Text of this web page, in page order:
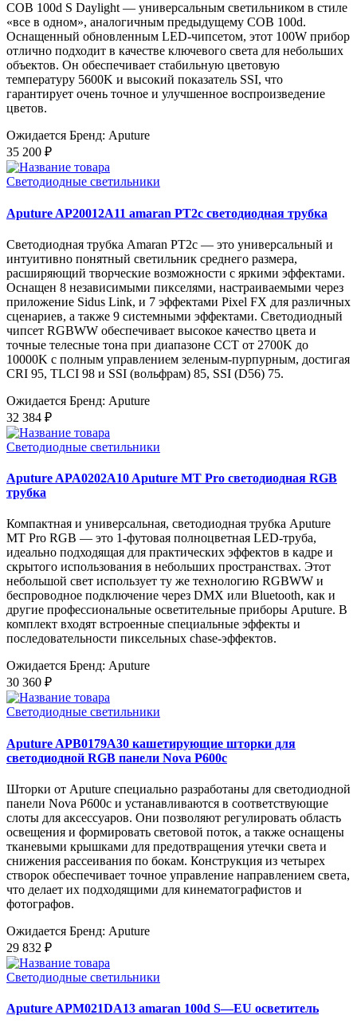
COB 100d S Daylight — универсальным светильником в стиле
«все в одном», аналогичным предыдущему COB 100d.
Оснащенный обновленным LED-чипсетом, этот 100W прибор
отлично подходит в качестве ключевого света для небольших
объектов. Он обеспечивает стабильную цветовую
температуру 5600K и высокий показатель SSI, что
гарантирует очень точное и улучшенное воспроизведение
цветов.
Ожидается Бренд: Aputure
35 200 ₽
Светодиодные светильники
Aputure AP20012A11 amaran PT2c светодиодная трубка
Светодиодная трубка Amaran PT2c — это универсальный и
интуитивно понятный светильник среднего размера,
расширяющий творческие возможности с яркими эффектами.
Оснащен 8 независимыми пикселями, настраиваемыми через
приложение Sidus Link, и 7 эффектами Pixel FX для различных
сценариев, а также 9 системными эффектами. Светодиодный
чипсет RGBWW обеспечивает высокое качество цвета и
точные телесные тона при диапазоне CCT от 2700K до
10000K с полным управлением зеленым-пурпурным, достигая
CRI 95, TLCI 98 и SSI (вольфрам) 85, SSI (D56) 75.
Ожидается Бренд: Aputure
32 384 ₽
Светодиодные светильники
Aputure APA0202A10 Aputure MT Pro светодиодная RGB
трубка
Компактная и универсальная, светодиодная трубка Aputure
MT Pro RGB — это 1-футовая полноцветная LED-труба,
идеально подходящая для практических эффектов в кадре и
скрытого использования в небольших пространствах. Этот
небольшой свет использует ту же технологию RGBWW и
беспроводное подключение через DMX или Bluetooth, как и
другие профессиональные осветительные приборы Aputure. В
комплект входят встроенные специальные эффекты и
последовательности пиксельных chase-эффектов.
Ожидается Бренд: Aputure
30 360 ₽
Светодиодные светильники
Aputure APB0179A30 кашетирующие шторки для
светодиодной RGB панели Nova P600c
Шторки от Aputure специально разработаны для светодиодной
панели Nova P600c и устанавливаются в соответствующие
слоты для аксессуаров. Они позволяют регулировать область
освещения и формировать световой поток, а также оснащены
тканевыми крышками для предотвращения утечки света и
снижения рассеивания по бокам. Конструкция из четырех
створок обеспечивает точное управление направлением света,
что делает их подходящими для кинематографистов и
фотографов.
Ожидается Бренд: Aputure
29 832 ₽
Светодиодные светильники
Aputure APM021DA13 amaran 100d S—EU осветитель